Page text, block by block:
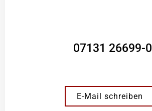
07131 26699-0
E-Mail schreiben